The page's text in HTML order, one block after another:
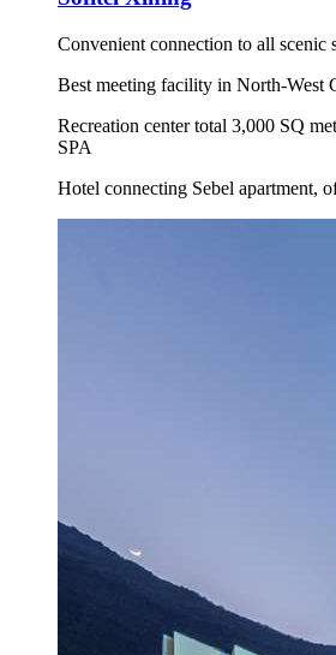
Convenient connection to all scenic
Best meeting facility in North-West
Recreation center total 3,000 SQ
SPA
Hotel connecting Sebel apartment,